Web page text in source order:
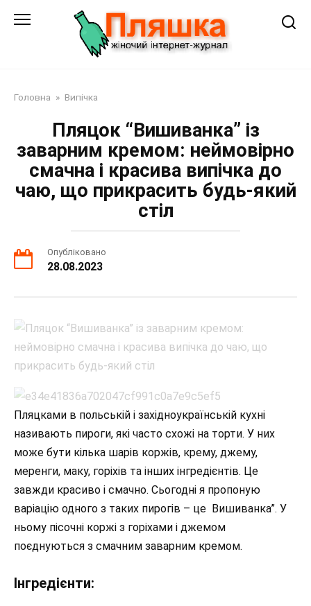
Головна » Випічка
Пляцок “Вишиванка” із
заварним кремом: неймовірно
смачна і красива випічка до
чаю, що прикрасить будь-який
стіл
Опубліковано
28.08.2023
Пляцками в польській і західноукраїнській кухні
називають пироги, які часто схожі на торти. У них
може бути кілька шарів коржів, крему, джему,
меренги, маку, горіхів та інших інгредієнтів. Це
завжди красиво і смачно. Сьогодні я пропоную
варіацію одного з таких пирогів – це Вишиванка”. У
ньому пісочні коржі з горіхами і джемом
поєднуються з смачним заварним кремом.
Інгредієнти: